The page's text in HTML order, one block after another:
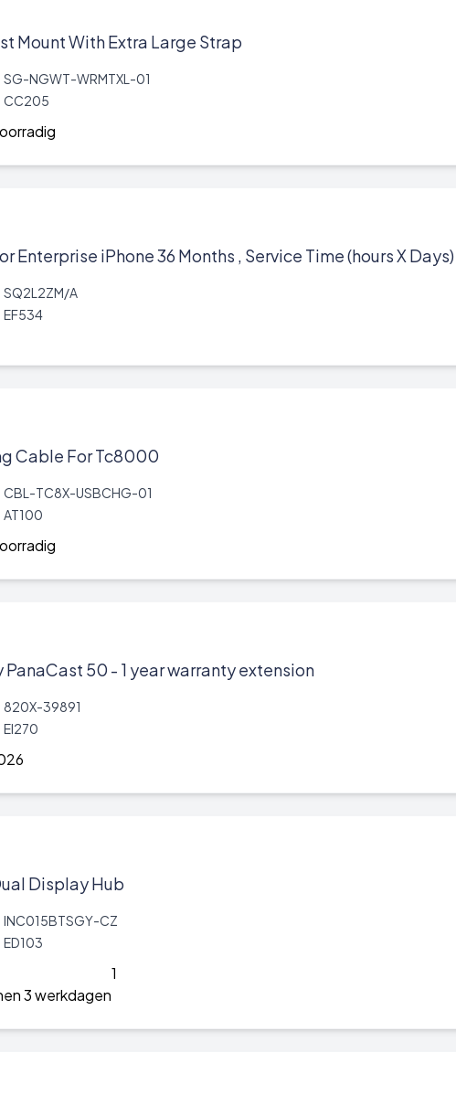
Mount With Extra Large Strap
SG-NGWT-WRMTXL-01
CC205
Enterprise iPhone 36 Months , Service Time (hours X
SQ2L2ZM/A
EF534
Cable For Tc8000
CBL-TC8X-USBCHG-01
AT100
PanaCast 50 - 1 year warranty extension
820X-39891
EI270
Display Hub
INC015BTSGY-CZ
ED103
1
3 werkdagen